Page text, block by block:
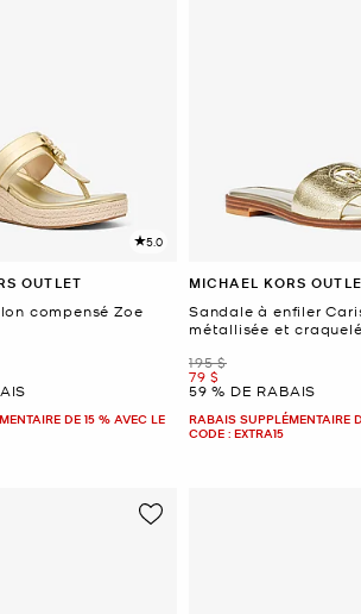
5.0
OUTLET
compensé Zoe
DE 15 % AVEC LE
MICHAEL KORS
Sandale à enfiler
métallisée et
était
195 $
maintenant
79 $
59 % DE RABAIS
RABAIS SUPPLÉMENTAIRE
CODE : EXTRA15